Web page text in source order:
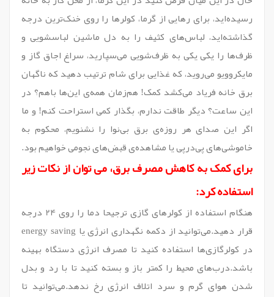
رسیده‌اید، برای رهایی از گرما، کولر‌ها را روی خنک‌ترین درجه
گذاشته‌اید، لباس‌های کثیف را به دل ماشین لباسشویی و
ظرف‌ها را یکی یکی به ظرف‌شویی می‌سپارید، سراغ اجاق گاز و
مایکروویو می‌روید، که غذایی برای شام ترتیب دهید که ناگهان
برق خانه فریاد می‌کشد کمک! هم‌زمان همه‌ی این‌ها باهم؟ در
این ساعت؟ دیگر طاقت ندارم، بگذار کمی استراحت کنم! و ما
اگر این صدای هر روزه‌ی برق بی‌نوا را نشنویم، محکوم به
خاموشی‌های پی‌در‌پی یا مشاهده‌ی قبض‌های نجومی خواهیم بود.
برای کمک به کاهش مصرف برق، می توان از نکات زیر
استفاده کرد:
هنگام استفاده از کولر‌های گازی ترجیحا دما را روی 24 درجه
قرار دهید.می‌توانید از دکمه نگهداری انرژی یا energy saving
در کولرگازی‌ها استفاده کنید تا مصرف انرژی دستگاه بهینه
باشد.درب‌های محیط را کمتر باز و بسته کنید تا با رد و بدل
شدن هوای گرم و سرد اتلاف انرژی رخ ندهد.می‌توانید تا